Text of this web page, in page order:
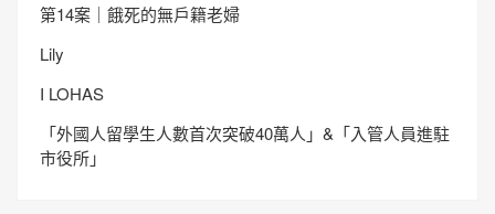
第14案｜餓死的無戶籍老婦
Lily
I LOHAS
「外國人留學生人數首次突破40萬人」&「入管人員進駐
市役所」